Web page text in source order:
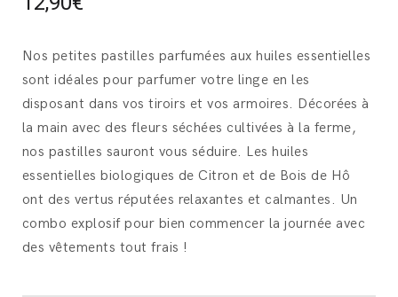
Nos petites pastilles parfumées aux huiles essentielles
sont idéales pour parfumer votre linge en les
disposant dans vos tiroirs et vos armoires. Décorées à
la main avec des fleurs séchées cultivées à la ferme,
nos pastilles sauront vous séduire. Les huiles
essentielles biologiques de Citron et de Bois de Hô
ont des vertus réputées relaxantes et calmantes. Un
combo explosif pour bien commencer la journée avec
des vêtements tout frais !